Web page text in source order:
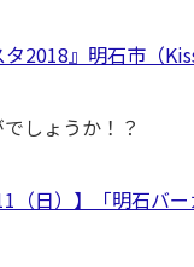
2018』明石市（Kiss
しょうか！？
（日）】「明石バ